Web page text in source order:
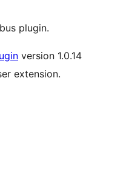
plugin.
version 1.0.14
extension.